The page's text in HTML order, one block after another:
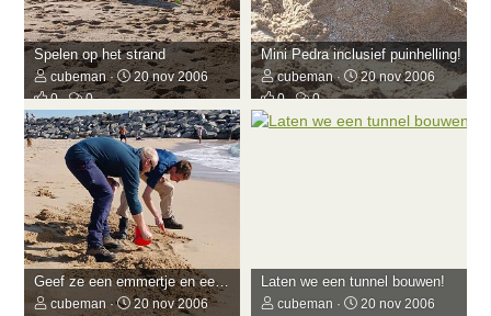
Spelen op het strand
cubeman
20 nov 2006
0
0
Mini Pedra inclusief puinhelling!
cubeman
20 nov 2006
0
0
Geef ze een emmertje en een harkje....
cubeman
20 nov 2006
Laten we een tunnel bouwen!
cubeman
20 nov 2006